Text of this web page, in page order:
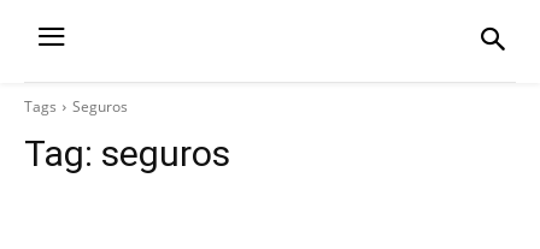
Tags Seguros
Tag: seguros